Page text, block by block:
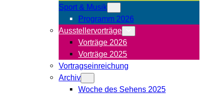
Sport & Musik
Programm 2026
Ausstellervorträge
Vorträge 2026
Vorträge 2025
Vortragseinreichung
Archiv
Woche des Sehens 2025